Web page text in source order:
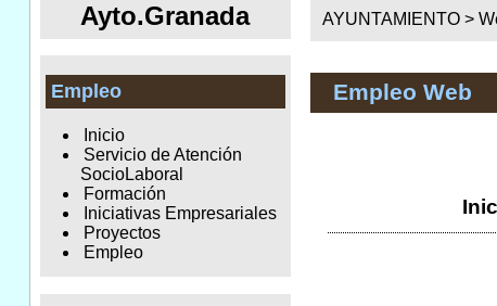
Ayto.Granada
Empleo
Inicio
Servicio de Atención
SocioLaboral
Formación
Iniciativas Empresariales
Proyectos
Empleo
AYUNTAMIENTO >
Empleo Web